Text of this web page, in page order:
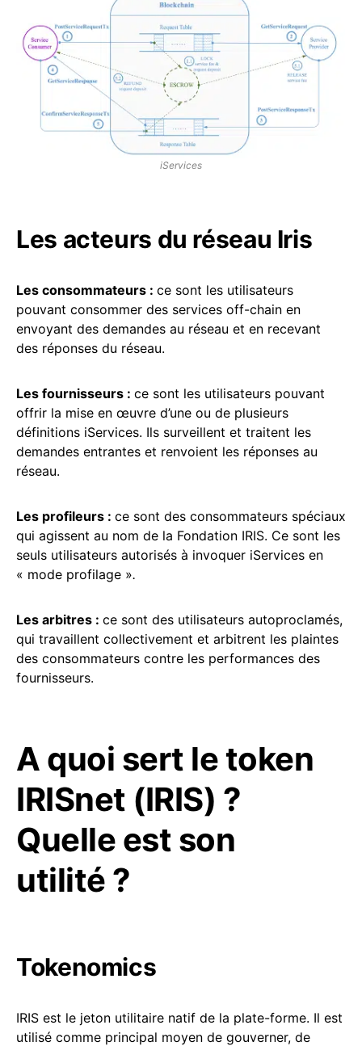
iServices
Les acteurs du réseau Iris
Les consommateurs : ce sont les utilisateurs
pouvant consommer des services off-chain en
envoyant des demandes au réseau et en recevant
des réponses du réseau.
Les fournisseurs : ce sont les utilisateurs pouvant
offrir la mise en œuvre d’une ou de plusieurs
définitions iServices. Ils surveillent et traitent les
demandes entrantes et renvoient les réponses au
réseau.
Les profileurs : ce sont des consommateurs spéciaux
qui agissent au nom de la Fondation IRIS. Ce sont les
seuls utilisateurs autorisés à invoquer iServices en
« mode profilage ».
Les arbitres : ce sont des utilisateurs autoproclamés,
qui travaillent collectivement et arbitrent les plaintes
des consommateurs contre les performances des
fournisseurs.
A quoi sert le token
IRISnet (IRIS) ?
Quelle est son
utilité ?
Tokenomics
IRIS est le jeton utilitaire natif de la plate-forme. Il est
utilisé comme principal moyen de gouverner, de